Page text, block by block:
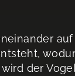
der